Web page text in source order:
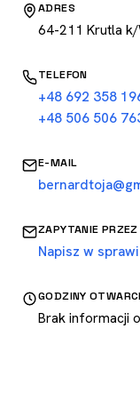
ADRES
64-211 Krutla
TELEFON
+48 692 358
+48 506 506
E-MAIL
ZAPYTANIE
Napisz w
GODZINY
Brak informacji